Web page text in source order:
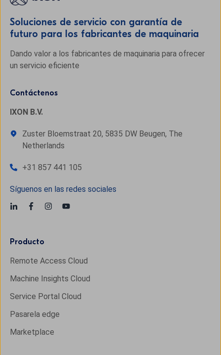
Soluciones de servicio con garantía de
futuro para los fabricantes de maquinaria
Dando valor a los fabricantes de maquinaria para ofrecer
un servicio eficiente
Contáctenos
IXON B.V.
Zuster Bloemstraat 20, 5835 DW Beugen, The
Netherlands
+31 857 441 105
Síguenos en las redes sociales
Producto
Remote Access Cloud
Machine Insights Cloud
Service Portal Cloud
Pasarela edge
Marketplace